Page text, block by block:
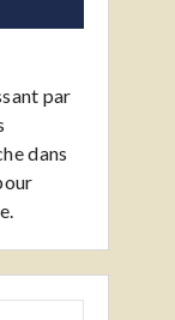
par
dans